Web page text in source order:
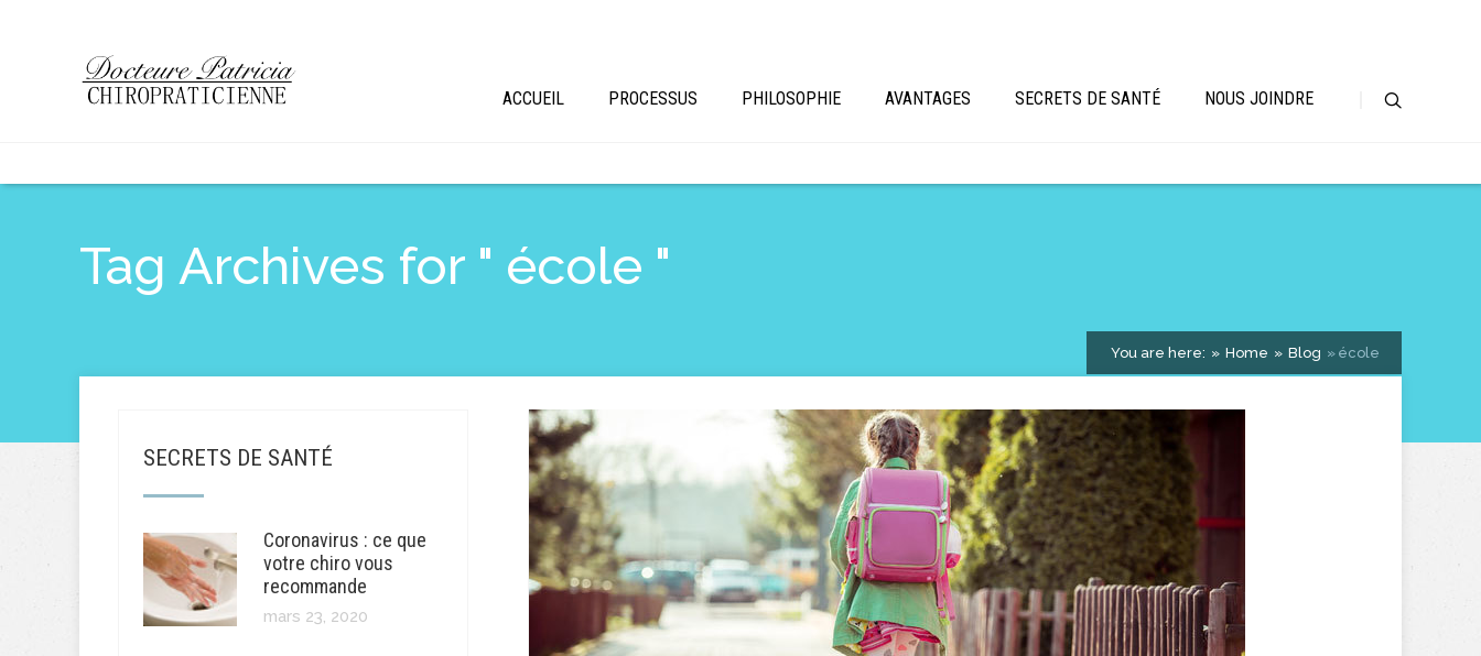
ACCUEIL PROCESSUS PHILOSOPHIE AVANTAGES SECRETS DE SANTÉ NOUS JOINDRE
Tag Archives for " école "
You are here: Home Blog école
SECRETS DE SANTÉ
Coronavirus : ce que
votre chiro vous
recommande
mars 23, 2020